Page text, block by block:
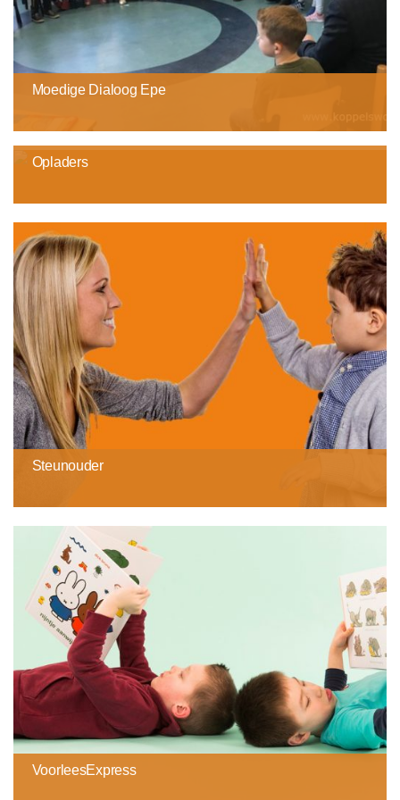
Moedige Dialoog Epe
Opladers
Steunouder
VoorleesExpress